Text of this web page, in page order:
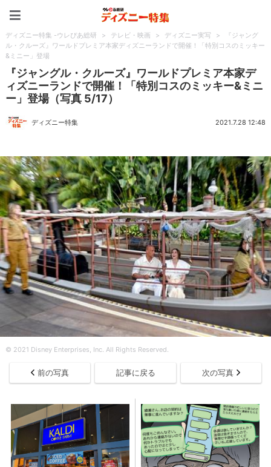
ディズニー特集 -ウレぴあ総研 > テレビ・映画 > ディズニー実写 >
『ジャング
ル・クルーズ』ワールドプレミア本家ディズニーランドで開催！「特別コスのミッキー
&ミニー」登場
『ジャングル・クルーズ』ワールドプレミア本家デ
ィズニーランドで開催！「特別コスのミッキー&ミニ
ー」登場（写真 5/17）
ディズニー特集 2021.7.28 12:48
© 2021 Disney Enterprises, Inc. All Rights Reserved.
前の写真 記事に戻る 次の写真